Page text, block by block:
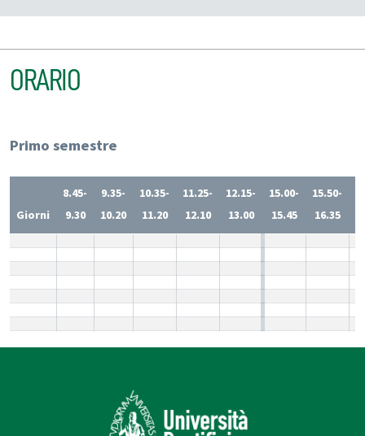
ORARIO
Primo semestre
Giorni
8.45-
9.30
9.35-
10.20
10.35-
11.20
11.25-
12.10
12.15-
13.00
15.00-
15.45
15.50-
16.35